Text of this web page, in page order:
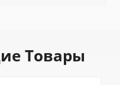
Товары